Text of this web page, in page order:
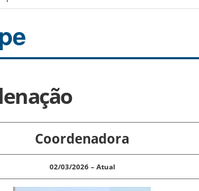
Coordenadora
02/03/2026 – Atual